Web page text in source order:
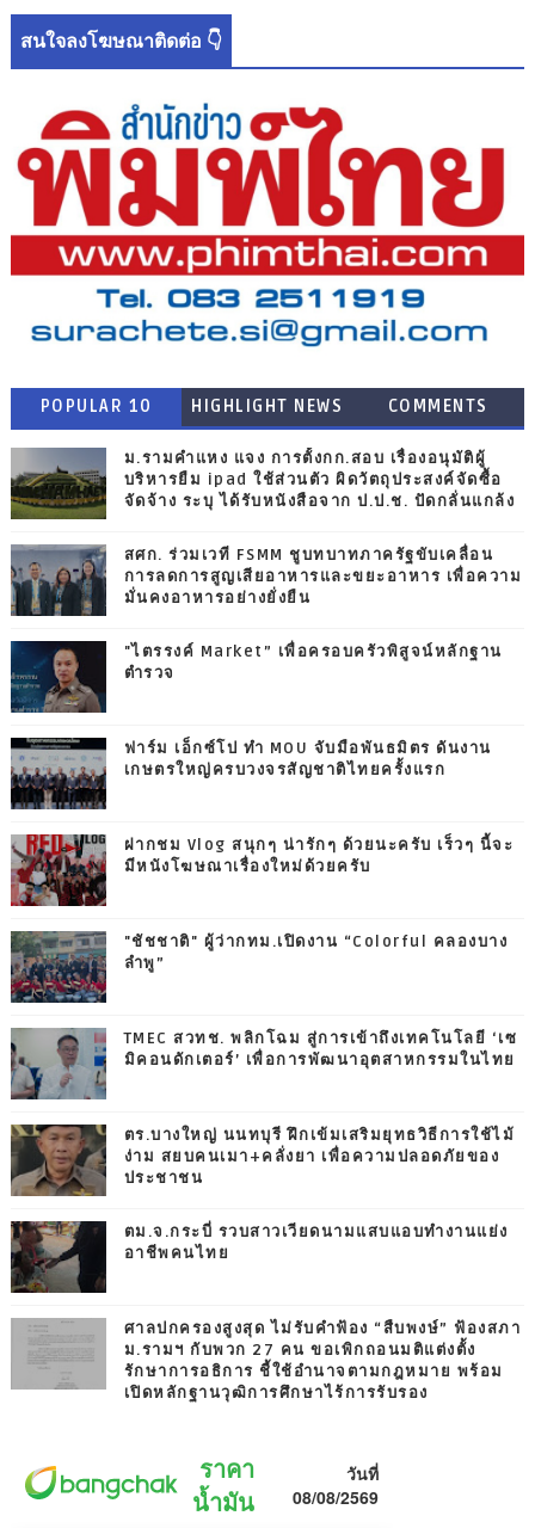
สนใจลงโฆษณาติดต่อ 👇
POPULAR 10 HIGHLIGHT NEWS COMMENTS
ม.รามคำแหง แจง การตั้งกก.สอบ เรื่องอนุมัติผู้
บริหารยืม ipad ใช้ส่วนตัว ผิดวัตถุประสงค์จัดซื้อ
จัดจ้าง ระบุ ได้รับหนังสือจาก ป.ป.ช. ปัดกลั่นแกล้ง
สศก. ร่วมเวที FSMM ชูบทบาทภาครัฐขับเคลื่อน
การลดการสูญเสียอาหารและขยะอาหาร เพื่อความ
มั่นคงอาหารอย่างยั่งยืน
"ไตรรงค์ Market” เพื่อครอบครัวพิสูจน์หลักฐาน
ตำรวจ
ฟาร์ม เอ็กซ์โป ทำ MOU จับมือพันธมิตร ดันงาน
เกษตรใหญ่ครบวงจรสัญชาติไทยครั้งแรก
ฝากชม Vlog สนุกๆ น่ารักๆ ด้วยนะครับ เร็วๆ นี้จะ
มีหนังโฆษณาเรื่องใหม่ด้วยครับ
"ชัชชาติ" ผู้ว่ากทม.เปิดงาน “Colorful คลองบาง
ลำพู”
TMEC สวทช. พลิกโฉม สู่การเข้าถึงเทคโนโลยี ‘เซ
มิคอนดักเตอร์’ เพื่อการพัฒนาอุตสาหกรรมในไทย
ตร.บางใหญ่ นนทบุรี ฝึกเข้มเสริมยุทธวิธีการใช้ไม้
ง่าม สยบคนเมา+คลั่งยา เพื่อความปลอดภัยของ
ประชาชน
ตม.จ.กระบี่ รวบสาวเวียดนามแสบแอบทำงานแย่ง
อาชีพคนไทย
ศาลปกครองสูงสุด ไม่รับคำฟ้อง “สืบพงษ์” ฟ้องสภา
ม.รามฯ กับพวก 27 คน ขอเพิกถอนมติแต่งตั้ง
รักษาการอธิการ ชี้ใช้อำนาจตามกฎหมาย พร้อม
เปิดหลักฐานวุฒิการศึกษาไร้การรับรอง